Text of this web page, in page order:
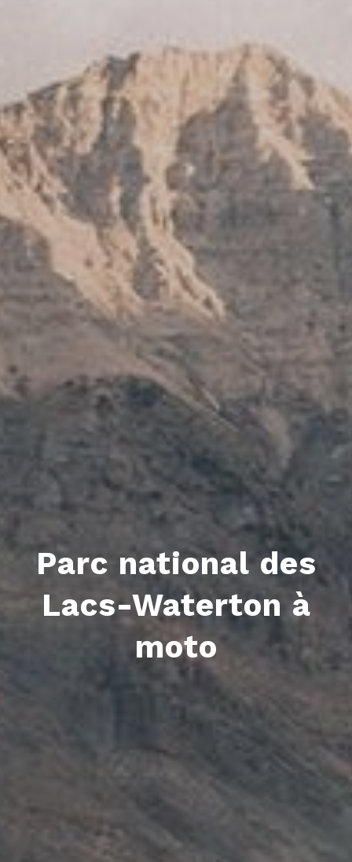
Parc national des
Lacs-Waterton à
moto